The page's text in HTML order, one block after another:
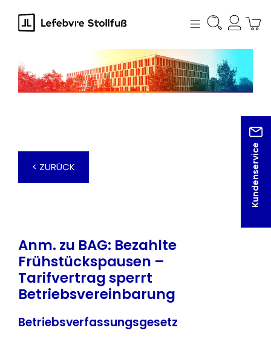
springen
Kundenservice
< ZURÜCK
Anm. zu BAG: Bezahlte
Frühstückspausen –
Tarifvertrag sperrt
Betriebsvereinbarung
Betriebsverfassungsgesetz